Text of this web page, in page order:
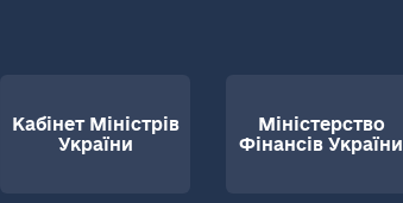
Кабінет Міністрів
України
Міністерство
Фінансів України